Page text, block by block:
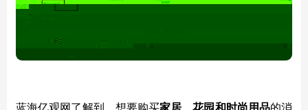
蓝海亿观网了解到，想要购买家居、花园和时尚用品的消